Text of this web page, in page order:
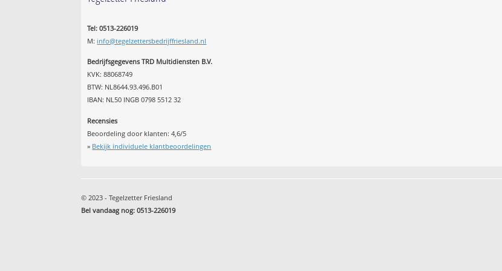
Tel: 0513-226019
M: info@tegelzettersbedrijffriesland.nl
Bedrijfsgegevens TRD Multidiensten B.V.
KVK: 88068749
BTW: NL8644.93.496.B01
IBAN: NL50 INGB 0798 5512 32
Recensies
Beoordeling door klanten:4,6/5
» Bekijk individuele klantbeoordelingen
© 2023 - Tegelzetter Friesland
Bel vandaag nog: 0513-226019